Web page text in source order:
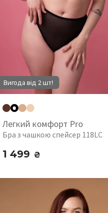
Вигода від 2 шт!
Легкий комфорт Pro
Бра з чашкою спейсер 118LC
1 499 ₴